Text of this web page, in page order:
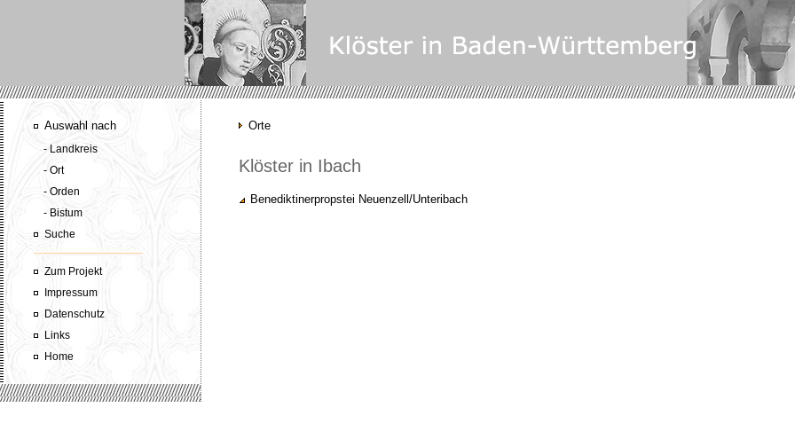
Auswahl nach
- Landkreis
- Ort
- Orden
- Bistum
Suche
Zum Projekt
Impressum
Datenschutz
Links
Home
Orte
Klöster in Ibach
Benediktinerpropstei Neuenzell/Unteribach